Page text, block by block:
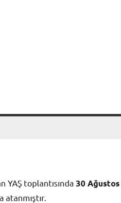
YAŞ toplantısında 30 Ağustos
atanmıştır.